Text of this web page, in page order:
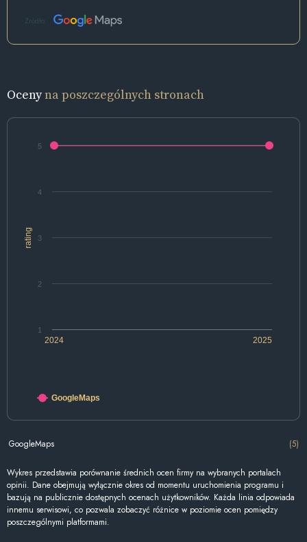
Źródło:
Ocenyna poszczególnych stronach
rating
2024 2025
1
2
3
4
5
GoogleMaps
GoogleMaps (5)
Wykres przedstawia porównanie średnich ocen firmy na wybranych portalach
opinii. Dane obejmują wyłącznie okres od momentu uruchomienia programu i
bazują na publicznie dostępnych ocenach użytkowników. Każda linia odpowiada
innemu serwisowi, co pozwala zobaczyć różnice w poziomie ocen pomiędzy
poszczególnymi platformami.